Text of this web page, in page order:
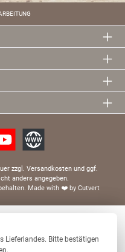
zzgl. Versandkosten und ggf.
anders angegeben.
Made with ❤️by Cutvert
Lieferlandes. Bitte bestätigen
Konfigurieren